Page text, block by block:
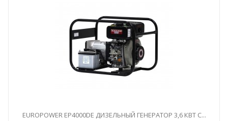
EUROPOWER EP4000DE ДИЗЕЛЬНЫЙ ГЕНЕРАТОР 3,6 КВТ С...